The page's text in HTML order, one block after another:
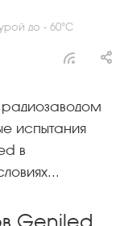
до - 60°С
испытания
в
Geniled